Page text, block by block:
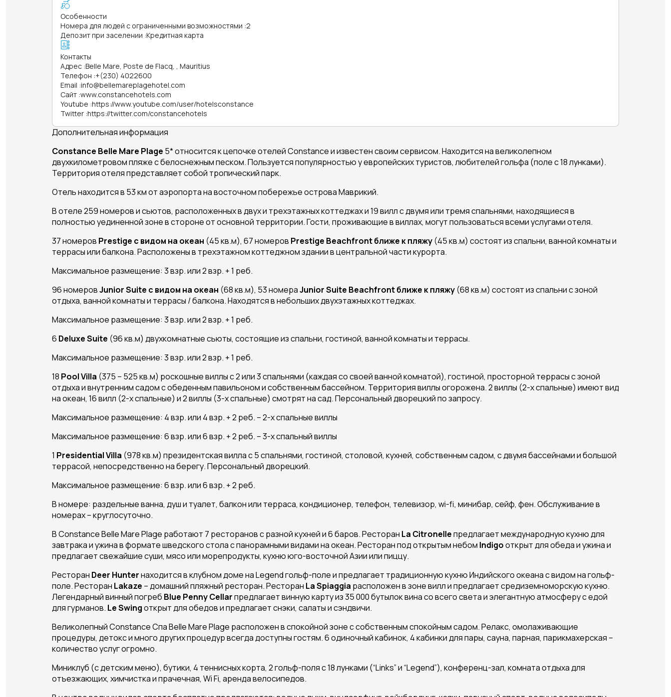
Особенности
Номера для людей с ограниченными возможностями :2
Депозит при заселении :Кредитная карта
Контакты
Адрес :Belle Mare, Poste de Flacq, , Mauritius
Телефон :+(230) 4022600
Email :info@bellemareplagehotel.com
Сайт :www.constancehotels.com
Youtube :https://www.youtube.com/user/hotelsconstance
Twitter :https://twitter.com/constancehotels
Дополнительная информация
Constance Belle Mare Plage 5* относится к цепочке отелей Constance и известен своим сервисом. Находится на великолепном
двухкилометровом пляже с белоснежным песком. Пользуется популярностью у европейских туристов, любителей гольфа (поле с 18 лунками).
Территория отеля представляет собой тропический парк.
Отель находится в 53 км от аэропорта на восточном побережье острова Маврикий.
В отеле 259 номеров и сьютов, расположенных в двух и трехэтажных коттеджах и 19 вилл с двумя или тремя спальнями, находящиеся в
полностью уединенной зоне в стороне от основной территории. Гости, проживающие в виллах, могут пользоваться всеми услугами отеля.
37 номеров Prestige с видом на океан (45 кв.м), 67 номеров Prestige Beachfrontближе к пляжу (45 кв.м) состоят из спальни, ванной комнаты и
террасы или балкона. Расположены в трехэтажном коттеджном здании в центральной части курорта.
Максимальное размещение: 3 взр. или 2 взр. + 1 реб.
96 номеровJunior Suite с видом на океан (68 кв.м), 53 номераJunior Suite Beachfrontближе к пляжу (68 кв.м) состоят из спальни с зоной
отдыха, ванной комнаты и террасы / балкона. Находятся в небольших двухэтажных коттеджах.
Максимальное размещение: 3 взр. или 2 взр. + 1 реб.
6 Deluxe Suite (96 кв.м) двухкомнатные сьюты, состоящие из спальни, гостиной, ванной комнаты и террасы.
Максимальное размещение: 3 взр. или 2 взр. + 1 реб.
18 Pool Villa (375 – 525 кв.м) роскошные виллы с 2 или 3 спальнями (каждая со своей ванной комнатой), гостиной, просторной террасы с зоной
отдыха и внутренним садом с обеденным павильоном и собственным бассейном. Территория виллы огорожена. 2 виллы (2-х спальные) имеют вид
на океан, 16 вилл (2-х спальные) и 2 виллы (3-х спальные) смотрят на сад. Персональный дворецкий по запросу.
Максимальное размещение: 4 взр. или 4 взр. + 2 реб. – 2-х спальные виллы
Максимальное размещение: 6 взр. или 6 взр. + 2 реб. – 3-х спальный виллы
1 Presidential Villa (978 кв.м) президентская вилла с 5 спальнями, гостиной, столовой, кухней, собственным садом, с двумя бассейнами и большой
террасой, непосредственно на берегу. Персональный дворецкий.
Максимальное размещение: 6 взр. или 6 взр. + 2 реб.
В номере: раздельные ванна, душ и туалет, балкон или терраса, кондиционер, телефон, телевизор, wi-fi, минибар, сейф, фен. Обслуживание в
номерах – круглосуточно.
В Constance Belle Mare Plage работают 7 ресторанов с разной кухней и 6 баров. Ресторан La Citronelleпредлагает международную кухню для
завтрака и ужина в формате шведского стола с панорамными видами на океан. Ресторан под открытым небом Indigoоткрыт для обеда и ужина и
предлагает свежайшие суши, мясо или морепродукты, кухню юго-восточной Азии или пиццу.
Ресторан Deer Hunterнаходится в клубном доме на Legend гольф-поле и предлагает традиционную кухню Индийского океана с видом на гольф-
поле. Ресторан Lakaze – домашний пляжный ресторан. Ресторан LaSpiaggia расположен в зоне вилл и предлагает средиземноморскую кухню.
Легендарный винный погреб Blue PennyCellarпредлагает винную карту из 35 000 бутылок вина со всего света и элегантную атмосферу с едой
для гурманов. LeSwingоткрыт для обедов и предлагает снэки, салаты и сэндвичи.
Великолепный Constance Спа Belle Mare Plage расположен в спокойной зоне с собственным спокойным садом. Релакс, омолаживающие
процедуры, детокс и много других процедур всегда доступны гостям. 6 одиночный кабинок, 4 кабинки для пары, сауна, парная, парикмахерская –
количество услуг огромно.
Миниклуб (с детским меню), бутики, 4 теннисных корта, 2 гольф-поля с 18 лунками (“Links” и “Legend”), конференц-зал, комната отдыха для
отъезжающих, химчистка и прачечная, Wi Fi, аренда велосипедов.